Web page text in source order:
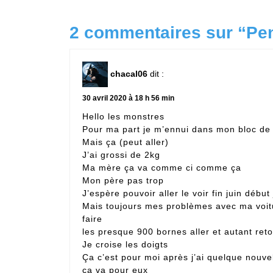
2 commentaires sur
chacal06 dit :
30 avril 2020 à 18 h 56 min
Hello les monstres
Pour ma part je m’ennui dans mon bloc
Mais ça (peut aller)
J’ai grossi de 2kg
Ma mère ça va comme ci comme ça
Mon père pas trop
J’espère pouvoir aller le voir fin juin début
Mais toujours mes problèmes avec ma
faire
les presque 900 bornes aller et autant
Je croise les doigts
Ça c’est pour moi après j’ai quelque
ça va pour eux